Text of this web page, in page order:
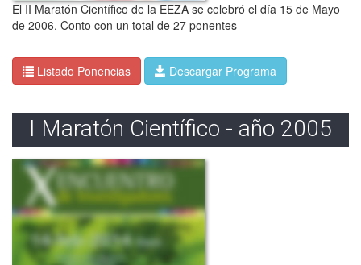
El II Maratón Científico de la EEZA se celebró el día 15 de Mayo
de 2006. Conto con un total de 27 ponentes
Listado Ponencias Descargar Programa
I Maratón Científico - año 2005